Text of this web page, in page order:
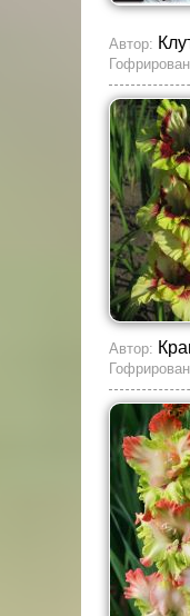
Автор:
Автор: